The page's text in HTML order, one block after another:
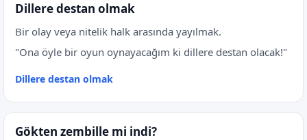
Dillere destan olmak
Bir olay veya nitelik halk arasında yayılmak.
"Ona öyle bir oyun oynayacağım ki dillere destan olacak!"
Dillere destan olmak
Gökten zembille mi indi?